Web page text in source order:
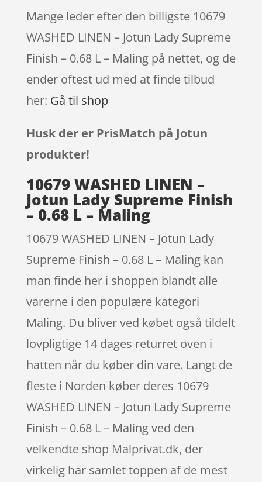
Mange leder efter den billigste 10679
WASHED LINEN – Jotun Lady Supreme
Finish – 0.68 L – Maling på nettet, og de
ender oftest ud med at finde tilbud
her: Gå til shop
Husk der er PrisMatch på Jotun
produkter!
10679 WASHED LINEN –
Jotun Lady Supreme Finish
– 0.68 L – Maling
10679 WASHED LINEN – Jotun Lady
Supreme Finish – 0.68 L – Maling kan
man finde her i shoppen blandt alle
varerne i den populære kategori
Maling. Du bliver ved købet også tildelt
lovpligtige 14 dages returret oven i
hatten når du køber din vare. Langt de
fleste i Norden køber deres 10679
WASHED LINEN – Jotun Lady Supreme
Finish – 0.68 L – Maling ved den
velkendte shop Malprivat.dk, der
virkelig har samlet toppen af de mest